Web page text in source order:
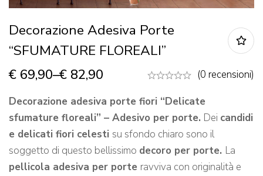
Decorazione Adesiva Porte
“SFUMATURE FLOREALI”
€ 69,90–€ 82,90
(0 recensioni)
Decorazione adesiva porte fiori “Delicate
sfumature floreali” – Adesivo per porte. Dei candidi
e delicati fiori celesti su sfondo chiaro sono il
soggetto di questo bellissimo decoro per porte. La
pellicola adesiva per porte ravviva con originalità e